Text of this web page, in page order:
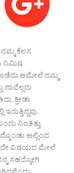
ಕೆಲಸ
ನಿಮಿಷ
ಆಮೇಲೆ ನಮ್ಮ
ಕ್ರೀಡಾ
ನಿಂತಿತ್ತು.
ಅಲ್ಲಿಂದ
ವಿಷಯದ ಮೇಲೆ
ಸಹದ್ಯೋಗಿ